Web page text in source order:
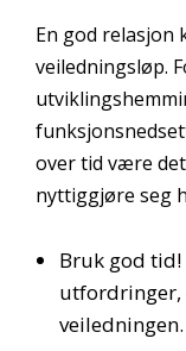
En god
veiledningsløp.
over tid være
nyttiggjøre seg
Bruk god
utfordringer,
veiledningen.